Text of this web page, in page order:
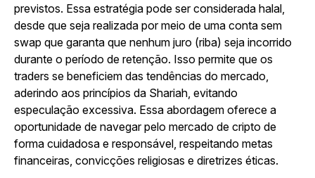
previstos. Essa estratégia pode ser considerada halal,
desde que seja realizada por meio de uma conta sem
swap que garanta que nenhum juro (riba) seja incorrido
durante o período de retenção. Isso permite que os
traders se beneficiem das tendências do mercado,
aderindo aos princípios da Shariah, evitando
especulação excessiva. Essa abordagem oferece a
oportunidade de navegar pelo mercado de cripto de
forma cuidadosa e responsável, respeitando metas
financeiras, convicções religiosas e diretrizes éticas.